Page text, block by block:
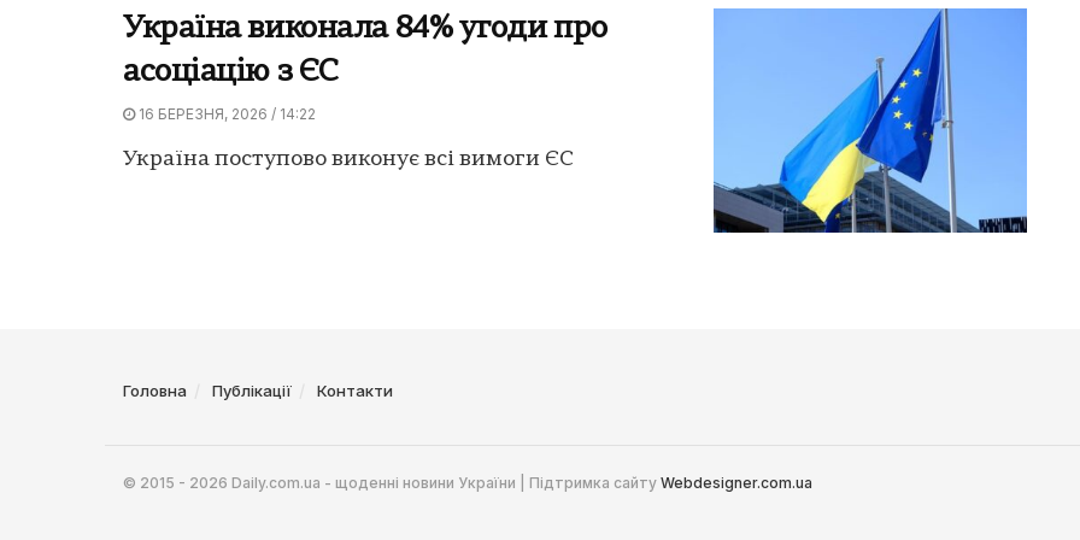
Україна виконала 84% угоди про
асоціацію з ЄС
16 БЕРЕЗНЯ, 2026 / 14:22
Україна поступово виконує всі вимоги ЄС
Головна Публікації Контакти
© 2015 - 2026 Daily.com.ua - щоденні новини України | Підтримка сайту Webdesigner.com.ua